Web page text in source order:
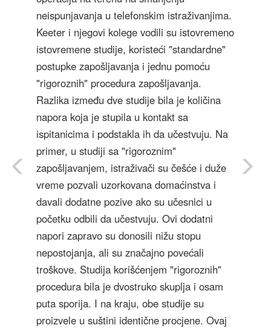
neispunjavanja u telefonskim istraživanjima.
Keeter i njegovi kolege vodili su istovremeno
istovremene studije, koristeći "standardne"
postupke zapošljavanja i jednu pomoću
"rigoroznih" procedura zapošljavanja.
Razlika između dve studije bila je količina
napora koja je stupila u kontakt sa
ispitanicima i podstakla ih da učestvuju. Na
primer, u studiji sa "rigoroznim"
zapošljavanjem, istraživači su češće i duže
vreme pozvali uzorkovana domaćinstva i
davali dodatne pozive ako su učesnici u
početku odbili da učestvuju. Ovi dodatni
napori zapravo su donosili nižu stopu
nepostojanja, ali su značajno povećali
troškove. Studija korišćenjem "rigoroznih"
procedura bila je dvostruko skuplja i osam
puta sporija. I na kraju, obe studije su
proizvele u suštini identične procjene. Ovaj